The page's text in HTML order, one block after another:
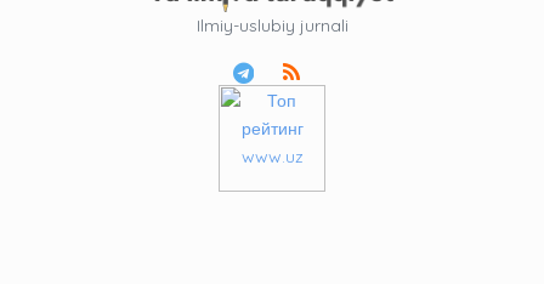
Ilmiy-uslubiy jurnali